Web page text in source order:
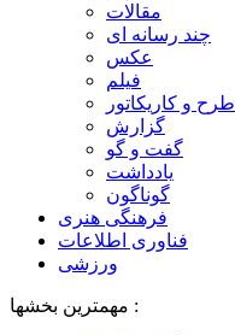
مقالات
چند رسانه ای
عکس
فیلم
طرح و کاریکاتور
گزارش
گفت و گو
یادداشت
گوناگون
فرهنگی هنری
فناوری اطلاعات
ورزشی
مهمترین بخشها :